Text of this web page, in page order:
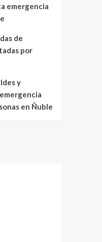
emergencia
de
por
y
en Ñuble